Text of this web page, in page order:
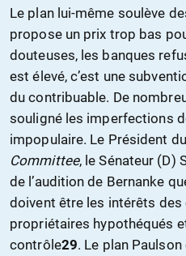
Le plan lui-même soulève
propose un prix trop bas
douteuses, les banques
est élevé, c’est une
du contribuable. De
souligné les imperfections
impopulaire. Le Président du
Committee, le Sénateur (D)
de l’audition de Bernanke
doivent être les intérêts
propriétaires hypothéqués
contrôle29. Le plan